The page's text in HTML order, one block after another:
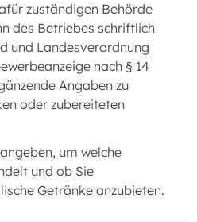
zuständigen Behörde
des Betriebes schriftlich
und Landesverordnung
nach § 14
Angaben zu
oder zubereiteten
um welche
und ob Sie
Getränke anzubieten.